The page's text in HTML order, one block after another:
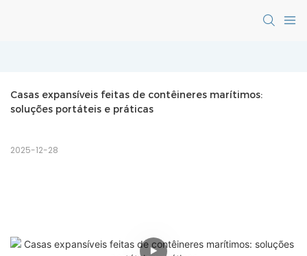
Casas expansíveis feitas de contêineres marítimos:
soluções portáteis e práticas
2025-12-28